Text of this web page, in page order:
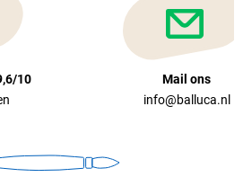
10
Mail ons
info@balluca.nl